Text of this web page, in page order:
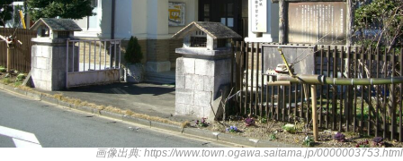
画像出典: https://www.town.ogawa.saitama.jp/0000003753.html